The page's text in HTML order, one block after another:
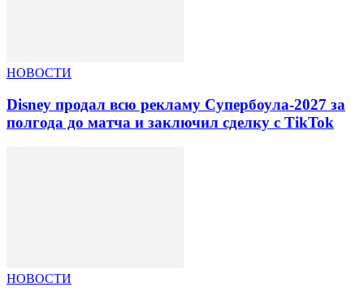
НОВОСТИ
Disney продал всю рекламу Супербоула-2027 за
полгода до матча и заключил сделку с TikTok
НОВОСТИ